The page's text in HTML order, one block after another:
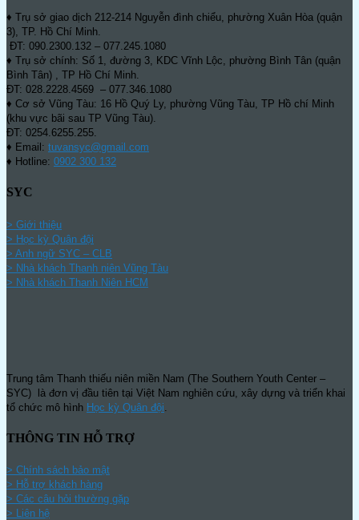
♦ Trụ sở giao dịch 212-214 Nguyễn đình chiểu, phường Xuân Hòa (quận
3), TP. Hồ Chí Minh.
ĐT: 090.2300.132 – 077.245.1080
♦ Trụ sở chính: Số 1, đường 3, KDC Vĩnh Lộc, phường Bình Tân (quận
Bình Tân) , TP Hồ Chí Minh.
ĐT: 028.2228.4569 – 077.346.1080
♦ Cơ sở Vũng Tàu: 16 Hồ Quý Ly, phường Vũng Tàu, TP Hồ chí Minh
(khu vực bãi sau TP Vũng Tàu).
ĐT: 0254.6255.255.
♦ Email: tuvansyc@gmail.com
♦ Hotline: 0902 300 132
SYC
> Giới thiệu
> Học kỳ Quân đội
> Anh ngữ SYC – CLB
> Nhà khách Thanh niên Vũng Tàu
> Nhà khách Thanh Niên HCM
Trung tâm Thanh thiếu niên miền Nam (The Southern Youth Center –
SYC) là đơn vị đầu tiên tại Việt Nam nghiên cứu, xây dựng và triển khai
tổ chức mô hình Học kỳ Quân đội
THÔNG TIN HỖ TRỢ
> Chính sách bảo mật
> Hỗ trợ khách hàng
> Các câu hỏi thường gặp
> Liên hệ